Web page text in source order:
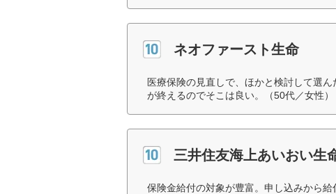
ネオファースト生命
医療保険の見直しで、ほかと検討して選
が終えるのでそこは良い。（50代／女性）
三井住友海上あいおい生
保険金給付の対象が豊富。申し込みから